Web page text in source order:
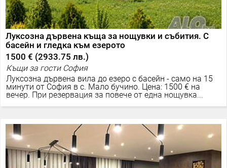
Луксозна дървена къща за нощувки и събития. С
басейн и гледка към езерото
1500 € (2933.75 лв.)
Къщи за гости София
Луксозна дървена вила до езеро с басейн - само на 15
минути от София в с. Мало бучино. Цена: 1500 € на
вечер. При резервация за повече от една нощувка...